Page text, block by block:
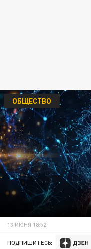
ОБЩЕСТВО
13 ИЮНЯ 18:52
ПОДПИШИТЕСЬ: